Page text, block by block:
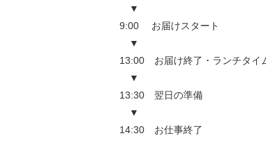
▼
9:00 お届けスタート
▼
13:00 お届け終了・ランチタイ
▼
13:30 翌日の準備
▼
14:30 お仕事終了